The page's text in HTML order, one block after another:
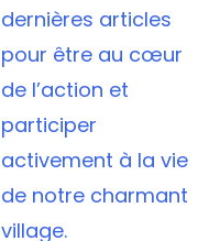
dernières articles
pour être au cœur
de l’action et
participer
activement à la vie
de notre charmant
village.